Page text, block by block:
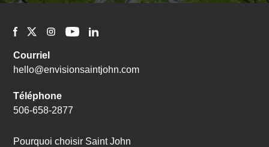
Courriel
hello@envisionsaintjohn.com
Téléphone
506-658-2877
Pourquoi choisir Saint John